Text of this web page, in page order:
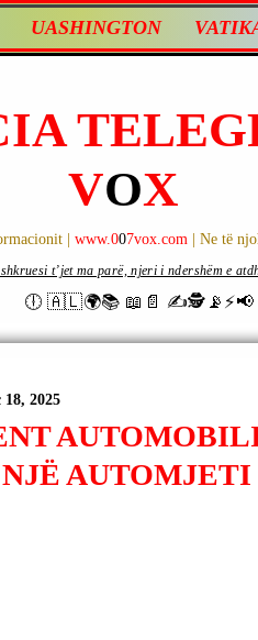
UASHINGTON
VOX
| www.007vox.com | Ne të
🕕 🇦🇱🌍📚 📖📄 ✍🕵️📡⚡️📢
t’jet ma parë, njeri i ndershëm e
18, 2025